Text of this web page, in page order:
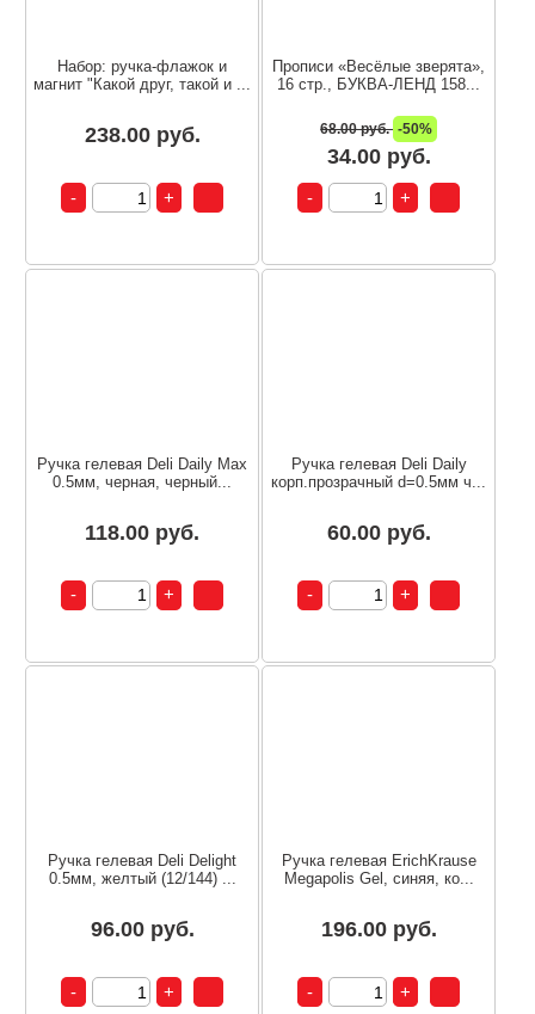
Набор: ручка-флажок и
магнит "Какой друг, такой и ...
238.00 руб.
Прописи «Весёлые зверята»,
16 стр., БУКВА-ЛЕНД 158...
68.00 руб. -50%
34.00 руб.
Ручка гелевая Deli Daily Max
0.5мм, черная, черный...
118.00 руб.
Ручка гелевая Deli Daily
корп.прозрачный d=0.5мм ч...
60.00 руб.
Ручка гелевая Deli Delight
0.5мм, желтый (12/144) ...
96.00 руб.
Ручка гелевая ErichKrause
Megapolis Gel, синяя, ко...
196.00 руб.